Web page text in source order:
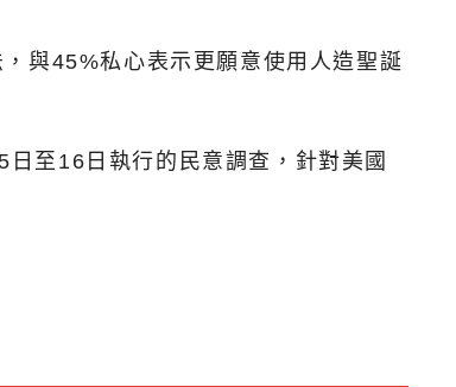
與45%私心表示更願意使用人造聖誕
至16日執行的民意調查，針對美國